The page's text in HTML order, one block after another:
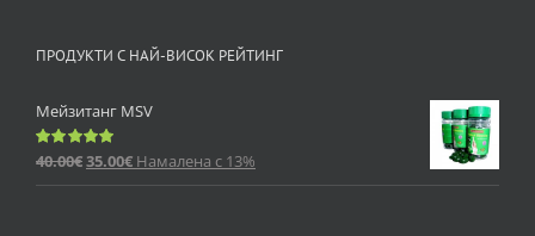
ПРОДУКТИ С НАЙ-ВИСОК РЕЙТИНГ
Мейзитанг MSV
Оценено
40.00€35.00€ Намалена с 13%